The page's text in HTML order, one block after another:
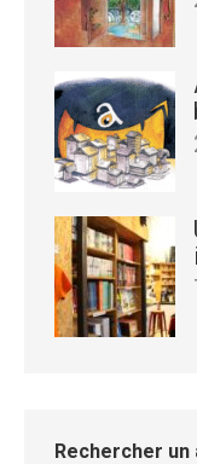
Rechercher un